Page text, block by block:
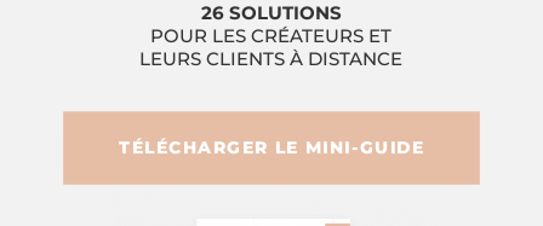
26 SOLUTIONS
POUR LES CRÉATEURS ET
LEURS CLIENTS À DISTANCE
TÉLÉCHARGER LE MINI-GUIDE